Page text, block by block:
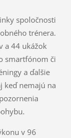
spoločnosti
trénera.
a 44 ukážok
smartfónom či
a ďalšie
keď nemajú na
v 96